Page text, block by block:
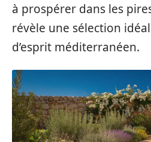
à prospérer dans les
révèle une sélection
d’esprit méditerranéen.